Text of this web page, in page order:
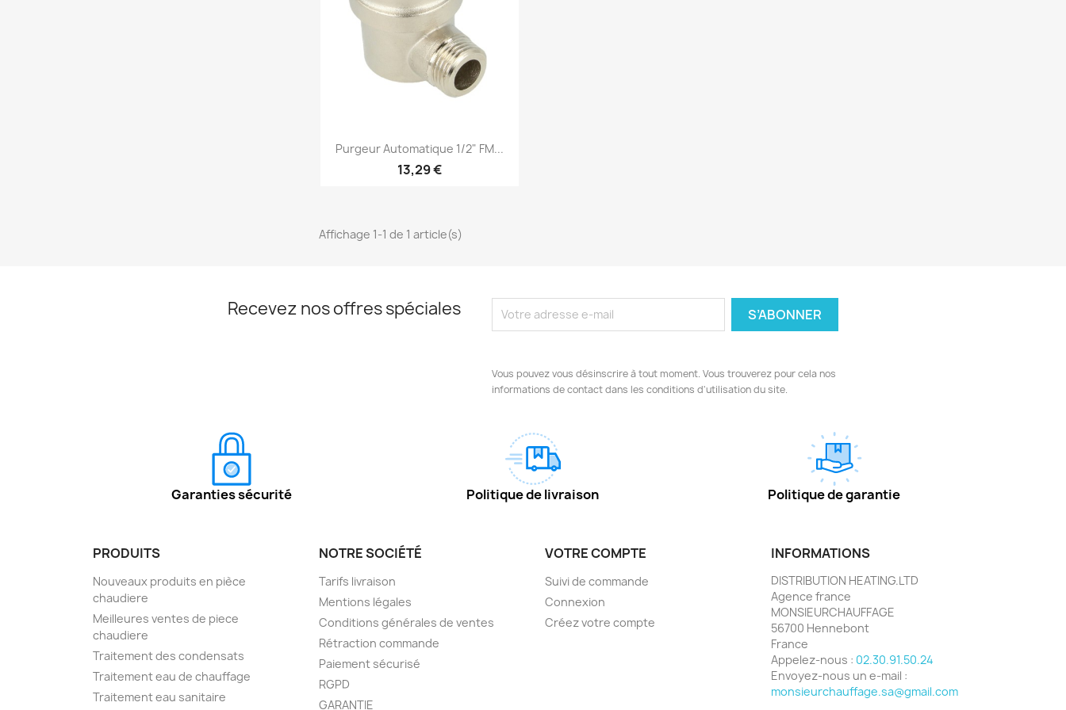
Aperçu rapide
Purgeur Automatique 1/2" FM...
13,29 €
Affichage 1-1 de 1 article(s)
Recevez nos offres spéciales
Vous pouvez vous désinscrire à tout moment. Vous trouverez pour cela nos
informations de contact dans les conditions d'utilisation du site.
Garanties sécurité Politique de livraison Politique de garantie
PRODUITS
Nouveaux produits en pièce
chaudiere
Meilleures ventes de piece
chaudiere
Traitement des condensats
Traitement eau de chauffage
Traitement eau sanitaire
NOTRE SOCIÉTÉ
Tarifs livraison
Mentions légales
Conditions générales de ventes
Rétraction commande
Paiement sécurisé
RGPD
GARANTIE
VOTRE COMPTE
Suivi de commande
Connexion
Créez votre compte
INFORMATIONS
DISTRIBUTION HEATING.LTD
Agence france
MONSIEURCHAUFFAGE
56700 Hennebont
France
Appelez-nous : 02.30.91.50.24
Envoyez-nous un e-mail :
monsieurchauffage.sa@gmail.com